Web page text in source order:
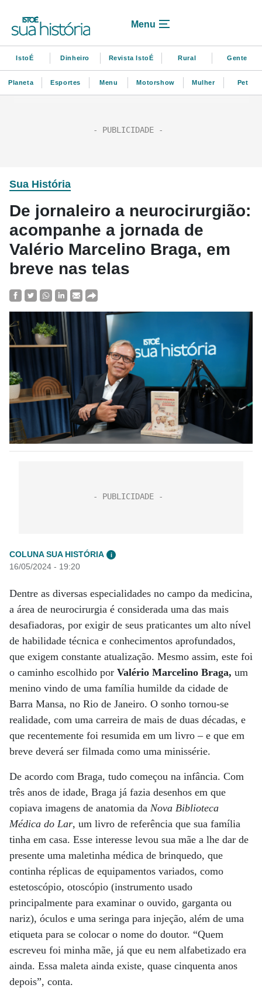
Menu
IstoÉ Dinheiro Revista IstoÉ Rural Gente
Planeta Esportes Menu Motorshow Mulher Pet
Sua História
De jornaleiro a neurocirurgião:
acompanhe a jornada de
Valério Marcelino Braga, em
breve nas telas
COLUNA SUA HISTÓRIA i
16/05/2024 - 19:20
Dentre as diversas especialidades no campo da medicina,
a área de neurocirurgia é considerada uma das mais
desafiadoras, por exigir de seus praticantes um alto nível
de habilidade técnica e conhecimentos aprofundados,
que exigem constante atualização. Mesmo assim, este foi
o caminho escolhido por Valério Marcelino Braga, um
menino vindo de uma família humilde da cidade de
Barra Mansa, no Rio de Janeiro. O sonho tornou-se
realidade, com uma carreira de mais de duas décadas, e
que recentemente foi resumida em um livro – e que em
breve deverá ser filmada como uma minissérie.
De acordo com Braga, tudo começou na infância. Com
três anos de idade, Braga já fazia desenhos em que
copiava imagens de anatomia da Nova Biblioteca
Médica do Lar, um livro de referência que sua família
tinha em casa. Esse interesse levou sua mãe a lhe dar de
presente uma maletinha médica de brinquedo, que
continha réplicas de equipamentos variados, como
estetoscópio, otoscópio (instrumento usado
principalmente para examinar o ouvido, garganta ou
nariz), óculos e uma seringa para injeção, além de uma
etiqueta para se colocar o nome do doutor. “Quem
escreveu foi minha mãe, já que eu nem alfabetizado era
ainda. Essa maleta ainda existe, quase cinquenta anos
depois”, conta.